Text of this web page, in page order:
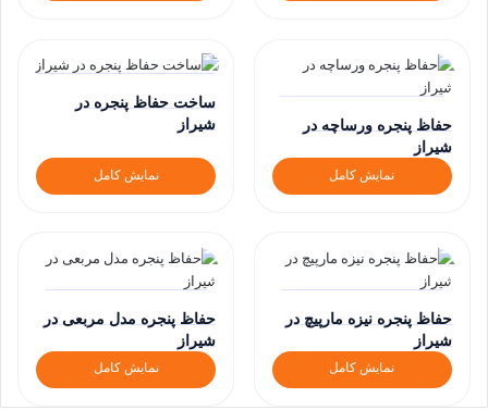
حفاظ پنجره ورساچه در
شیراز
نمایش کامل
ساخت حفاظ پنجره در
شیراز
نمایش کامل
حفاظ پنجره نیزه مارپیچ در
شیراز
نمایش کامل
حفاظ پنجره مدل مربعی در
شیراز
نمایش کامل